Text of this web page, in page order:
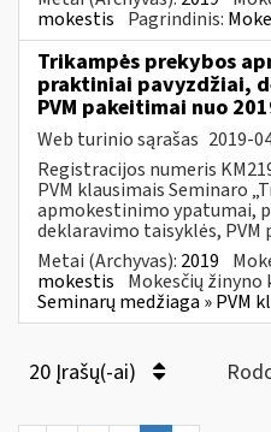
mokestis Pagrindinis:
Trikampės prekybos
praktiniai pavyzdžiai,
PVM pakeitimai nuo
Web turinio sąrašas 2019-
Registracijos numeris
PVM klausimais Seminaro
apmokestinimo ypatumai,
deklaravimo taisyklės, PVM
Metai (Archyvas): 2019
mokestis Mokesčių
Seminarų medžiaga » PVM
20 Įrašų(-ai)